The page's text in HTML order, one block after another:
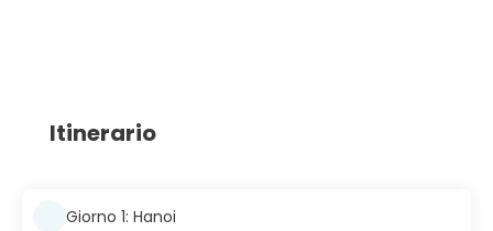
Itinerario
Giorno 1: Hanoi